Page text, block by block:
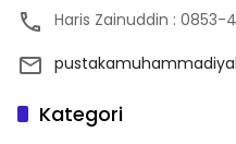
Haris Zainuddin :
Kategori